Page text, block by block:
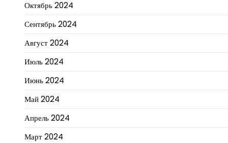
Октябрь 2024
Сентябрь 2024
Август 2024
Июль 2024
Июнь 2024
Май 2024
Апрель 2024
Март 2024